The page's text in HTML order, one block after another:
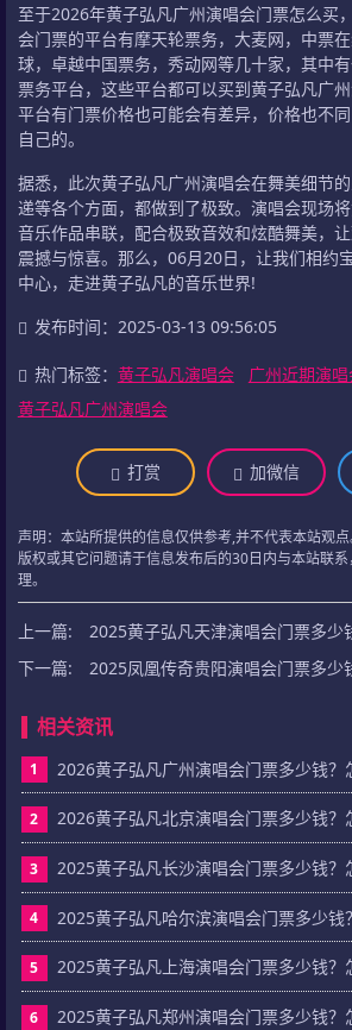
至于2026年黄子弘凡广州演唱会门票怎么买
会门票的平台有摩天轮票务，大麦网，中票
球，卓越中国票务，秀动网等几十家，其中
票务平台，这些平台都可以买到黄子弘凡广
平台有门票价格也可能会有差异，价格也不
自己的。
据悉，此次黄子弘凡广州演唱会在舞美细节
递等各个方面，都做到了极致。演唱会现场
音乐作品串联，配合极致音效和炫酷舞美，
震撼与惊喜。那么，06月20日，让我们相约
中心，走进黄子弘凡的音乐世界!
发布时间：2025-03-13 09:56:05
热门标签： 黄子弘凡演唱会
广州近期演
黄子弘凡广州演唱会
打赏 加微信
声明：本站所提供的信息仅供参考,并不代表本站观
版权或其它问题请于信息发布后的30日内与本站联
理。
上一篇: 2025黄子弘凡天津演唱会门票多少
下一篇: 2025凤凰传奇贵阳演唱会门票多少
相关资讯
1 2026黄子弘凡广州演唱会门票多少钱？
2 2026黄子弘凡北京演唱会门票多少钱？
3 2025黄子弘凡长沙演唱会门票多少钱？
4 2025黄子弘凡哈尔滨演唱会门票多少钱
5 2025黄子弘凡上海演唱会门票多少钱？
6 2025黄子弘凡郑州演唱会门票多少钱？